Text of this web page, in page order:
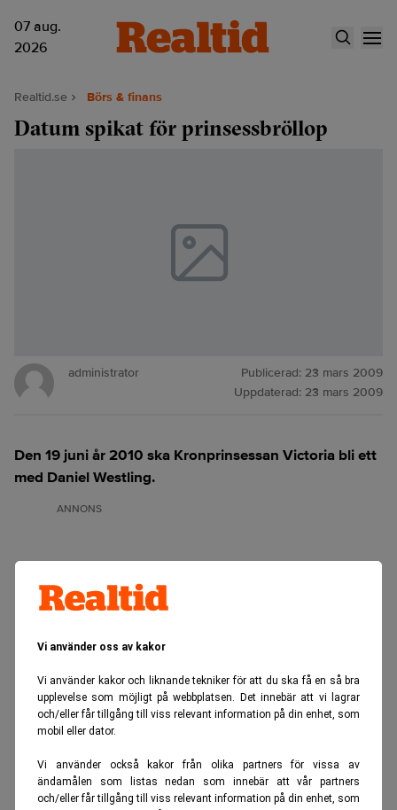
Vi använder oss av kakor
Vi använder kakor och liknande tekniker för att du ska få en så bra
upplevelse som möjligt på webbplatsen. Det innebär att vi lagrar
och/eller får tillgång till viss relevant information på din enhet, som
mobil eller dator.
Vi använder också kakor från olika partners för vissa av
ändamålen som listas nedan som innebär att vår partners
och/eller får tillgång till viss relevant information på din enhet, som
07 aug.
2026
Realtid.se Börs & finans
Datum spikat för prinsessbröllop
administrator Publicerad: 23 mars 2009
Uppdaterad: 23 mars 2009
Den 19 juni år 2010 ska Kronprinsessan Victoria bli ett
med Daniel Westling.
ANNONS